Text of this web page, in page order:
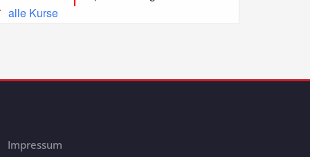
alle Kurse
Impressum